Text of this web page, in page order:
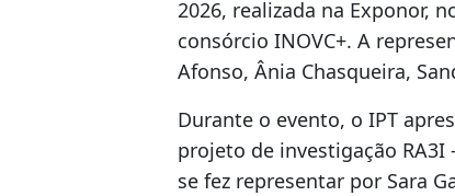
2026, realizada na Exponor,
consórcio INOVC+. A
Afonso, Ânia Chasqueira,
Durante o evento, o IPT
projeto de investigação RA3I
se fez representar por Sara